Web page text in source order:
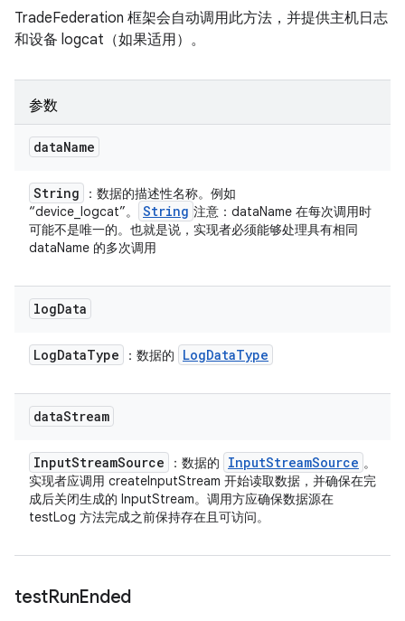
TradeFederation 框架会自动调用此方法，并提供主机日志
和设备 logcat（如果适用）。
参数
dataName
String
：数据的描述性名称。例如
“device_logcat”。
String 注意：dataName 在每次调用时
可能不是唯一的。也就是说，实现者必须能够处理具有相同
dataName 的多次调用
logData
LogDataType ：数据的 LogDataType
dataStream
InputStreamSource ：数据的 InputStreamSource 。
实现者应调用 createInputStream 开始读取数据，并确保在完
成后关闭生成的 InputStream。调用方应确保数据源在
testLog 方法完成之前保持存在且可访问。
testRunEnded